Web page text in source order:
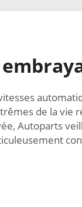
de la
Autoparts